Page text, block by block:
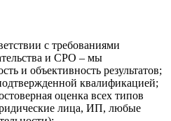
с требованиями
и СРО – мы
и объективность результатов;
квалификацией;
оценка всех типов
лица, ИП, любые